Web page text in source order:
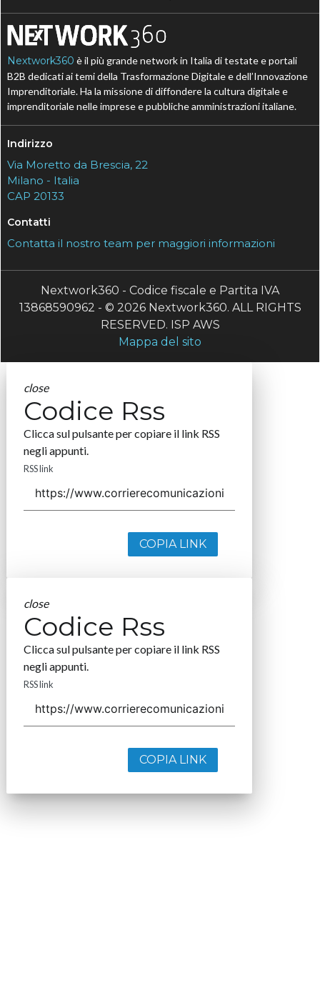
Nextwork360 è il più grande network in Italia di testate e portali
B2B dedicati ai temi della Trasformazione Digitale e dell’Innovazione
Imprenditoriale. Ha la missione di diffondere la cultura digitale e
imprenditoriale nelle imprese e pubbliche amministrazioni italiane.
Indirizzo
Via Moretto da Brescia, 22
Milano - Italia
CAP 20133
Contatti
Contatta il nostro team per maggiori informazioni
Nextwork360 - Codice fiscale e Partita IVA
13868590962 - © 2026 Nextwork360. ALL RIGHTS
RESERVED. ISP AWS
Mappa del sito
close
Codice Rss
Clicca sul pulsante per copiare il link RSS
negli appunti.
RSS link
COPIA LINK
close
Codice Rss
Clicca sul pulsante per copiare il link RSS
negli appunti.
RSS link
COPIA LINK